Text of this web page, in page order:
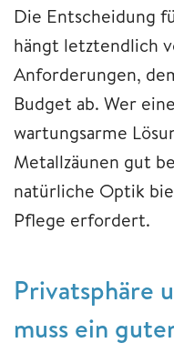
Die Entscheidung
hängt letztendlich
Anforderungen,
Budget ab. Wer
wartungsarme
Metallzäunen gut
natürliche Optik
Pflege erfordert.
Privatsphäre
muss ein